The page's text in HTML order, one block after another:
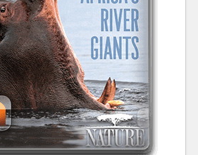
کیهان / نجوم
گردشگری
ماورایی
مسابقات / ورزشی
مستند های اختصاصی